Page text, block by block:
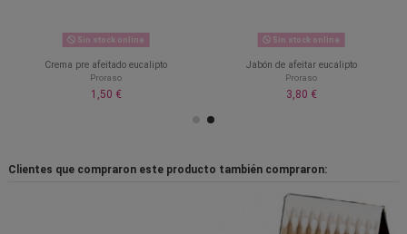
Sin stock online
Crema pre afeitado eucalipto
Proraso
1,50 €
Sin stock online
Jabón de afeitar eucalipto
Proraso
3,80 €
Clientes que compraron este producto también compraron: